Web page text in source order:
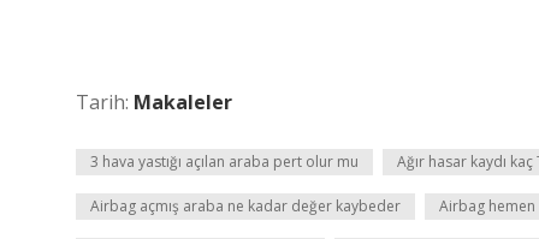
Tarih: Makaleler
3 hava yastığı açılan araba pert olur mu Ağır hasar kaydı kaç
Airbag açmış araba ne kadar değer kaybeder Airbag hemen